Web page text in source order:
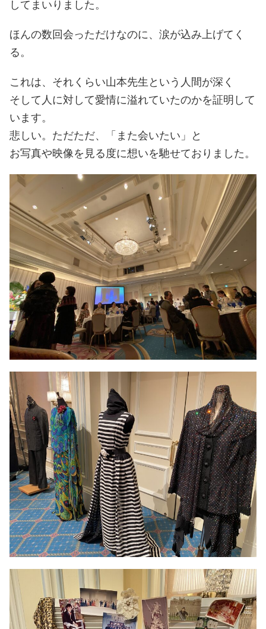
してまいりました。
ほんの数回会っただけなのに、涙が込み上げてく
る。
これは、それくらい山本先生という人間が深く
そして人に対して愛情に溢れていたのかを証明して
います。
悲しい。ただただ、「また会いたい」と
お写真や映像を見る度に想いを馳せておりました。